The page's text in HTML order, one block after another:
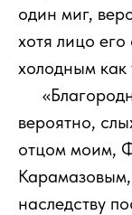
один миг,
хотя лицо
холодным как
вероятно,
отцом моим,
наследству